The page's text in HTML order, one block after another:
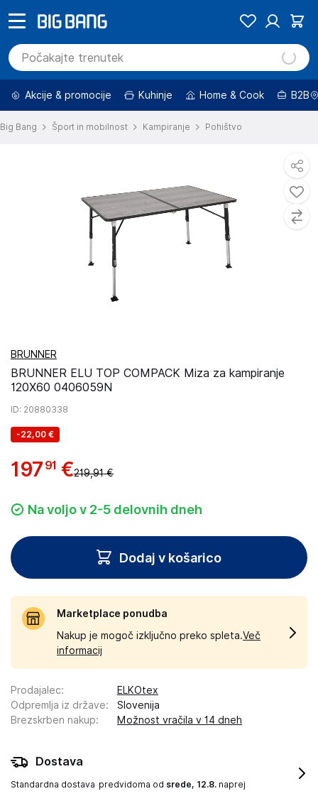
Akcije & promocije Kuhinje Home & Cook B2B
Big Bang Šport in mobilnost Kampiranje Pohištvo
BRUNNER
BRUNNER ELU TOP COMPACK Miza za kampiranje
120X60 0406059N
ID: 20880338
-22,00 €
197 91 €219,91 €
Na voljo v 2-5 delovnih dneh
Dodaj v košarico
Marketplace ponudba
Nakup je mogoč izključno preko spleta.Več
informacij
Prodajalec:
ELKOtex
Odpremlja iz države:
Slovenija
Brezskrben nakup: Možnost vračila v 14 dneh
Dostava
Standardna dostava predvidoma od srede, 12.8. naprej